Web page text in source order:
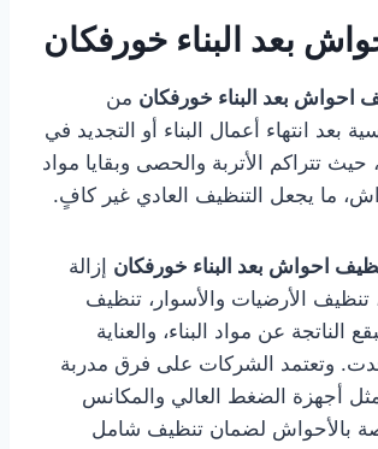
بعد البناء خورفكان
احواش بعد البناء خورفكان من
بعد انتهاء أعمال البناء أو التجديد في
حيث تتراكم الأتربة والحصى وبقايا مواد
ما يجعل التنظيف العادي غير كافٍ.
احواش بعد البناء خورفكان إزالة
تنظيف الأرضيات والأسوار، تنظيف
الناتجة عن مواد البناء، والعناية
وجدت. وتعتمد الشركات على فرق مدربة
أجهزة الضغط العالي والمكانس
بالأحواش لضمان تنظيف شامل